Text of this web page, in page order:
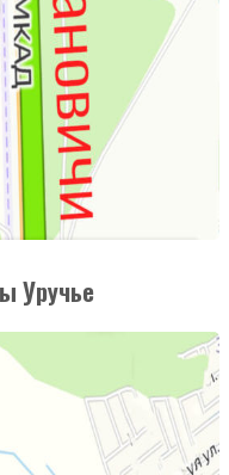
Уручье